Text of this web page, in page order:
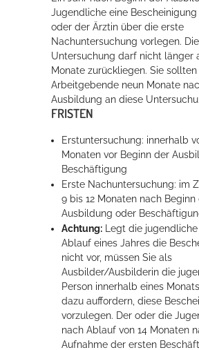
Jugendliche eine
oder der Ärztin über die erste
Nachuntersuchung vorlegen. Die
Untersuchung darf nicht länger
Monate zurückliegen. Sie sollten
Arbeitgebende neun Monate
Ausbildung an diese
FRISTEN
Erstuntersuchung: innerhalb
Monaten vor Beginn der
Beschäftigung
Erste Nachuntersuchung: im
9 bis 12 Monaten nach Beginn
Ausbildung oder
Achtung: Legt die
Ablauf eines Jahres die
nicht vor, müssen Sie als
Ausbilder/Ausbilderin die
Person innerhalb eines
dazu auffordern, diese
vorzulegen. Der oder die
nach Ablauf von 14 Monaten
Aufnahme der ersten